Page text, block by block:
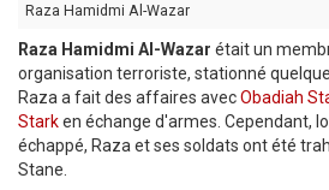
Raza Hamidmi Al-Wazar
Raza Hamidmi Al-Wazar était un
organisation terroriste, stationné
Raza a fait des affaires avecObadiah
Starken échange d'armes. Cependant,
échappé, Raza et ses soldats ont été
Stane.